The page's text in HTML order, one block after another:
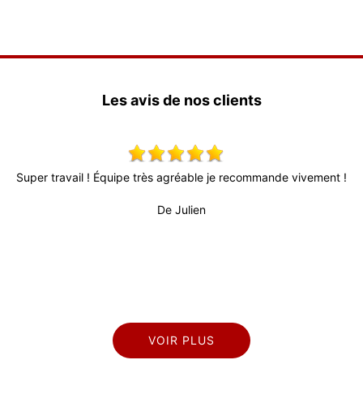
Les avis de nos clients
!
Très bon relationnel, patron très actif et à l’écoute.
professionnel et sérieux. Travail de bonne qualité et
VOIR PLUS